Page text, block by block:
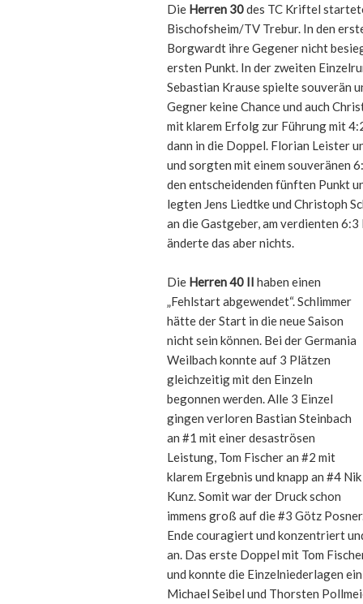
Die Herren 30des TC Kriftel
Bischofsheim/TV Trebur. In den
Borgwardt ihre Gegener nicht
ersten Punkt. In der zweiten
Sebastian Krause spielte souverän
Gegner keine Chance und auch
mit klarem Erfolg zur Führung mit
dann in die Doppel. Florian Leister
und sorgten mit einem souveränen
den entscheidenden fünften Punkt
legten Jens Liedtke und Christoph
an die Gastgeber, am verdienten
änderte das aber nichts.
Die Herren 40 II haben einen
„Fehlstart abgewendet“. Schlimmer
hätte der Start in die neue Saison
nicht sein können. Bei der Germania
Weilbach konnte auf 3 Plätzen
gleichzeitig mit den Einzeln
begonnen werden. Alle 3 Einzel
gingen verloren Bastian Steinbach
an #1 mit einer desaströsen
Leistung, Tom Fischer an #2 mit
klarem Ergebnis und knapp an #4 Nik
Kunz. Somit war der Druck schon
immens groß auf die #3 Götz
Ende couragiert und konzentriert
an. Das erste Doppel mit Tom
und konnte die Einzelniederlagen
Michael Seibel und Thorsten